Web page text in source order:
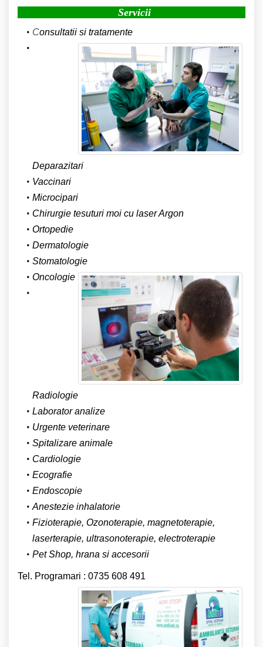
Servicii
Consultatii si tratamente
Deparazitari
Vaccinari
Microcipari
Chirurgie tesuturi moi cu laser Argon
Ortopedie
Dermatologie
Stomatologie
Oncologie
Radiologie
Laborator analize
Urgente veterinare
Spitalizare animale
Cardiologie
Ecografie
Endoscopie
Anestezie inhalatorie
Fizioterapie, Ozonoterapie, magnetoterapie,
laserterapie, ultrasonoterapie, electroterapie
Pet Shop, hrana si accesorii
Tel. Programari : 0735 608 491